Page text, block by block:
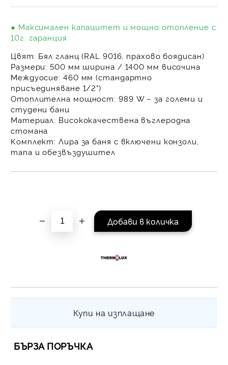
● Максимален капацитет и мощно отопление с
10г. гаранция
Цвят: Бял гланц (RAL 9016, прахово боядисан)
Размери: 500 мм ширина / 1400 мм височина
Междуосие: 460 мм (стандартно
присъединяване 1/2")
Отоплителна мощност: 989 W – за големи и
студени бани
Материал: Висококачествена въглеродна
стомана
Комплект: Лира за баня с включени конзоли,
тапа и обезвъздушител
Купи на изплащане
на поръчката се
За покупки на
БЪРЗА ПОРЪЧКА